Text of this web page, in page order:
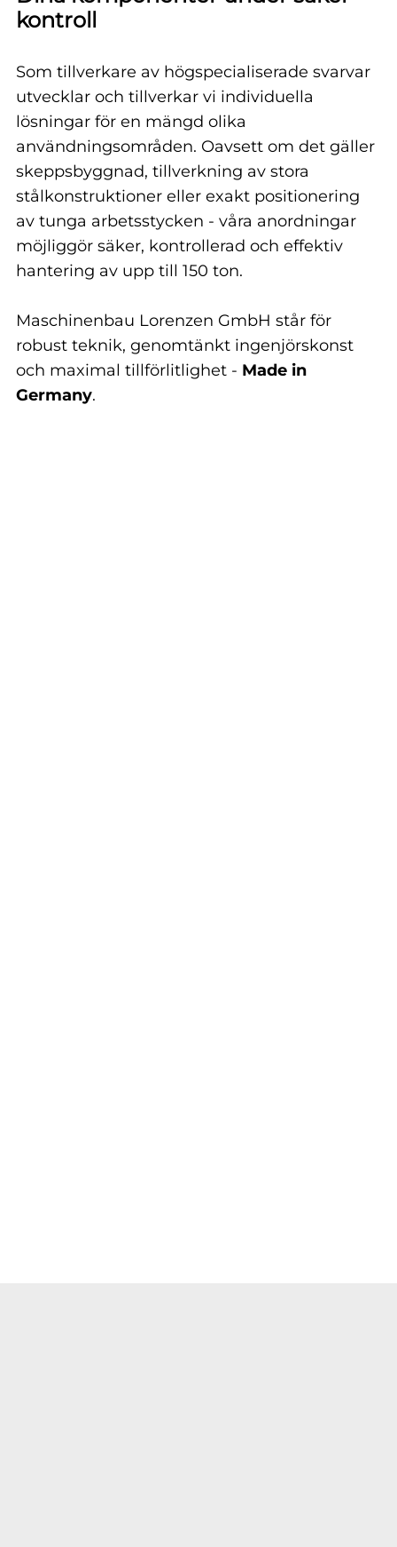
kontroll
Som tillverkare av högspecialiserade svarvar
utvecklar och tillverkar vi individuella
lösningar för en mängd olika
användningsområden. Oavsett om det gäller
skeppsbyggnad, tillverkning av stora
stålkonstruktioner eller exakt positionering
av tunga arbetsstycken - våra anordningar
möjliggör säker, kontrollerad och effektiv
hantering av upp till 150 ton.
Maschinenbau Lorenzen GmbH står för
robust teknik, genomtänkt ingenjörskonst
och maximal tillförlitlighet - Made in
Germany.